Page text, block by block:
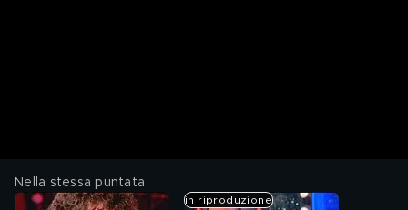
Nella stessa puntata
in riproduzione